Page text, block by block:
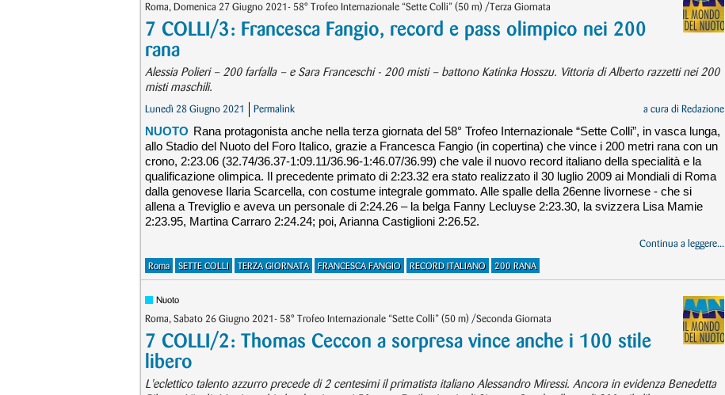
Roma, Domenica 27 Giugno 2021- 58° Trofeo Internazionale “Sette Colli” (50 m) /Terza Giornata
7 COLLI/3: Francesca Fangio, record e pass olimpico nei 200
rana
Alessia Polieri – 200 farfalla – e Sara Franceschi - 200 misti – battono Katinka Hosszu. Vittoria di Alberto razzetti nei 200
misti maschili.
Lunedì 28 Giugno 2021 Permalink a cura di Redazione
NUOTO Rana protagonista anche nella terza giornata del 58° Trofeo Internazionale “Sette Colli”, in vasca lunga,
allo Stadio del Nuoto del Foro Italico, grazie a Francesca Fangio (in copertina) che vince i 200 metri rana con un
crono, 2:23.06 (32.74/36.37-1:09.11/36.96-1:46.07/36.99) che vale il nuovo record italiano della specialità e la
qualificazione olimpica. Il precedente primato di 2:23.32 era stato realizzato il 30 luglio 2009 ai Mondiali di Roma
dalla genovese Ilaria Scarcella, con costume integrale gommato. Alle spalle della 26enne livornese - che si
allena a Treviglio e aveva un personale di 2:24.26 – la belga Fanny Lecluyse 2:23.30, la svizzera Lisa Mamie
2:23.95, Martina Carraro 2:24.24; poi, Arianna Castiglioni 2:26.52.
Continua a leggere...
Roma SETTE COLLI TERZA GIORNATA FRANCESCA FANGIO RECORD ITALIANO 200 RANA
Nuoto
Roma, Sabato 26 Giugno 2021- 58° Trofeo Internazionale “Sette Colli” (50 m) /Seconda Giornata
7 COLLI/2: Thomas Ceccon a sorpresa vince anche i 100 stile
libero
L'eclettico talento azzurro precede di 2 centesimi il primatista italiano Alessandro Miressi. Ancora in evidenza Benedetta